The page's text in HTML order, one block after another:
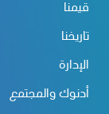
قيمنا
تاريخنا
الإدارة
أدنوك والمجتمع